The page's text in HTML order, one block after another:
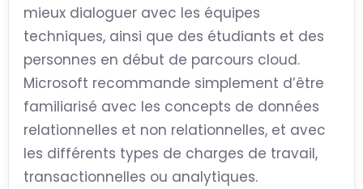
mieux dialoguer avec les équipes
techniques, ainsi que des étudiants et des
personnes en début de parcours cloud.
Microsoft recommande simplement d’être
familiarisé avec les concepts de données
relationnelles et non relationnelles, et avec
les différents types de charges de travail,
transactionnelles ou analytiques.